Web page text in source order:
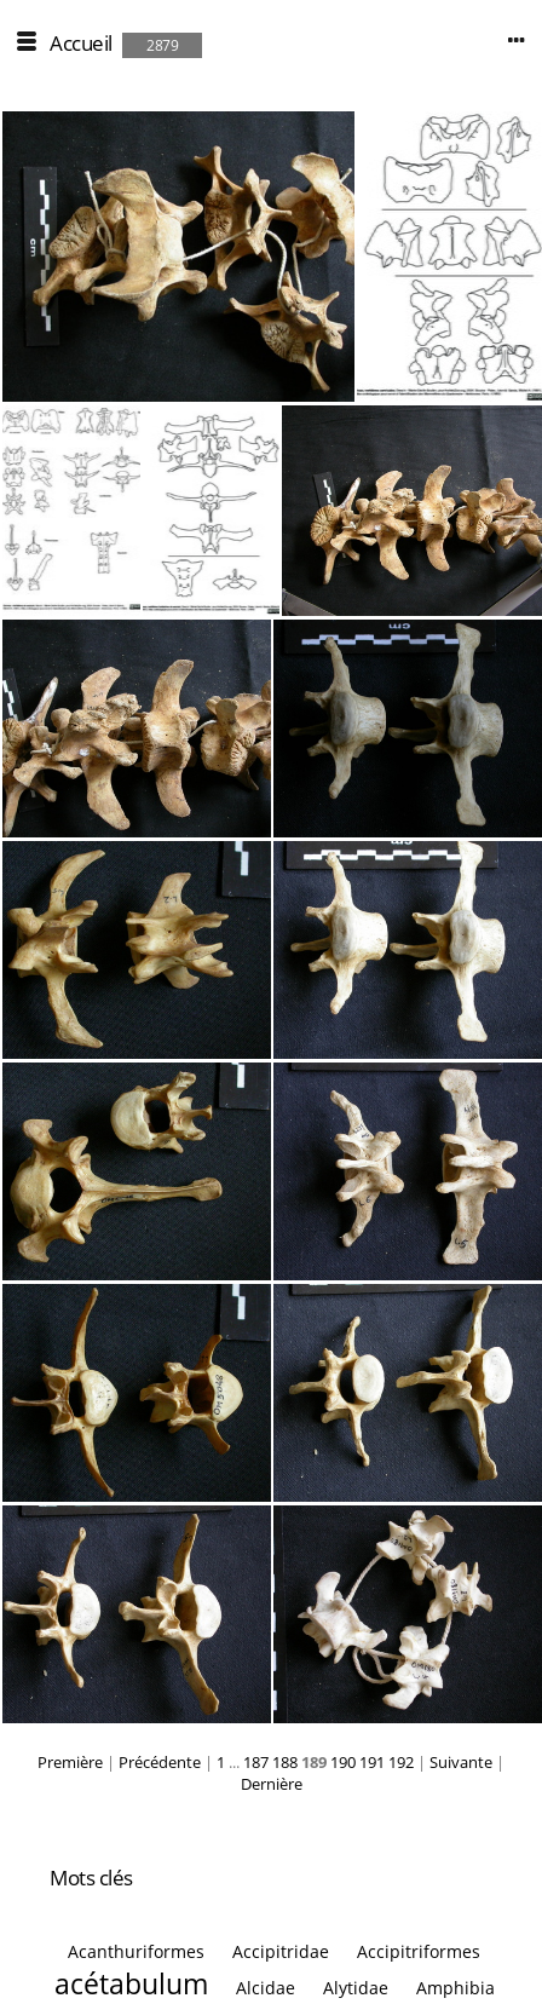
Accueil 2879
Première | Précédente | 1 ... 187 188 189 190 191 192 | Suivante |
Dernière
Mots clés
Acanthuriformes Accipitridae Accipitriformes
acétabulum Alcidae Alytidae
Amphibia